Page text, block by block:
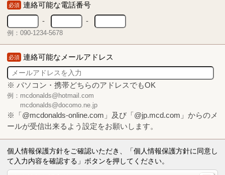
必須 連絡可能な電話番号
-
-
例：090-1234-5678
必須 連絡可能なメールアドレス
※ パソコン・携帯どちらのアドレスでもOK
例：mcdonalds@hotmail.com
mcdonalds@docomo.ne.jp
※「@mcdonalds-online.com」及び「@jp.mcd.com」からのメ
ールが受信出来るよう設定をお願いします。
個人情報保護方針をご確認いただき、「個人情報保護方針に同意し
て入力内容を確認する」ボタンを押してください。